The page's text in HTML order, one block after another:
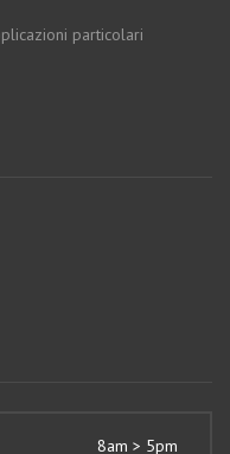
particolari
8am > 5pm